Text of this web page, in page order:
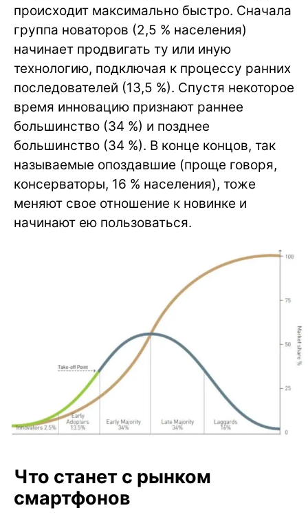
происходит максимально быстро. Сначала
группа новаторов (2,5 % населения)
начинает продвигать ту или иную
технологию, подключая к процессу ранних
последователей (13,5 %). Спустя некоторое
время инновацию признают раннее
большинство (34 %) и позднее
большинство (34 %). В конце концов, так
называемые опоздавшие (проще говоря,
консерваторы, 16 % населения), тоже
меняют свое отношение к новинке и
начинают ею пользоваться.
Что станет с рынком
смартфонов